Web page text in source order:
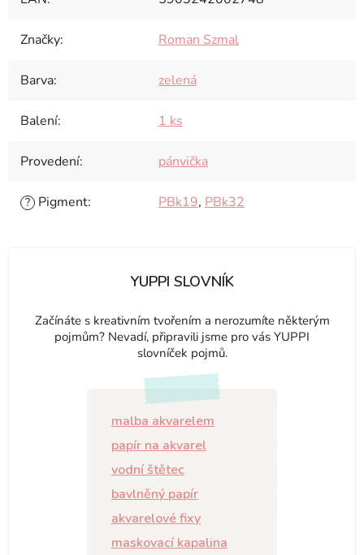
Značky: Roman Szmal
Barva: zelená
Balení: 1 ks
Provedení: pánvička
? Pigment: PBk19, PBk32
YUPPI SLOVNÍK
Začínáte s kreativním tvořením a nerozumíte některým
pojmům? Nevadí, připravili jsme pro vás YUPPI
slovníček pojmů.
malba akvarelem
papír na akvarel
vodní štětec
bavlněný papír
akvarelové fixy
maskovací kapalina